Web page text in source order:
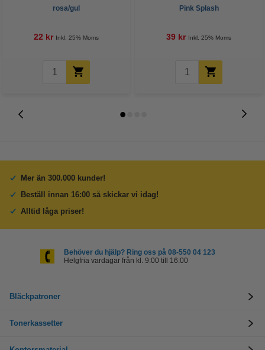
rosa/gul
22 kr Inkl. 25% Moms
Pink Splash
39 kr Inkl. 25% Moms
Mer än 300.000 kunder!
Beställ innan 16:00 så skickar vi idag!
Alltid låga priser!
Behöver du hjälp? Ring oss på 08-550 04 123
Helgfria vardagar från kl. 9:00 till 16:00
Bläckpatroner
Tonerkassetter